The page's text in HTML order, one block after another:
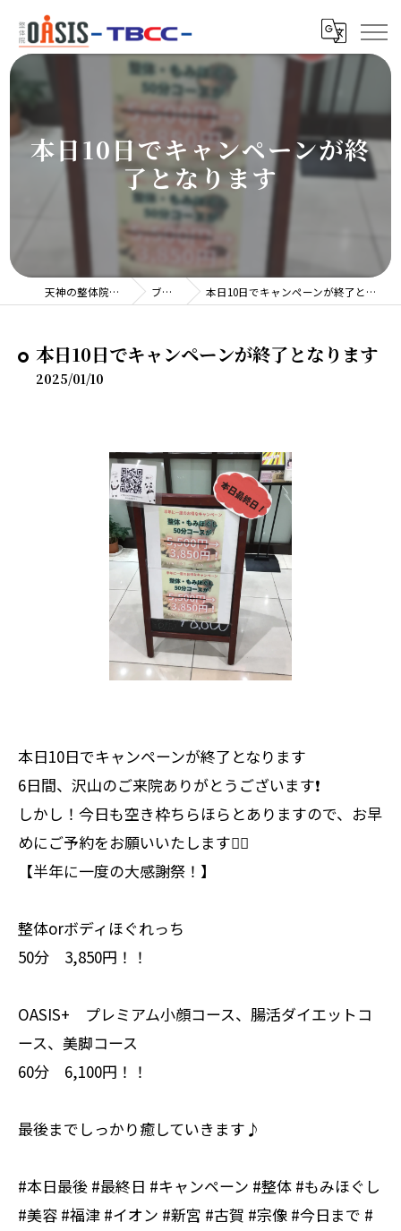
本日10日でキャンペーンが終
了となります
天神の整体院TBCC ブログ 本日10日でキャンペーンが終了となります
本日10日でキャンペーンが終了となります
2025/01/10
本日10日でキャンペーンが終了となります
6日間、沢山のご来院ありがとうございます❗️
しかし！今日も空き枠ちらほらとありますので、お早
めにご予約をお願いいたします🙇‍♀️
【半年に一度の大感謝祭！】
整体orボディほぐれっち
50分 3,850円！！
OASIS+ プレミアム小顔コース、腸活ダイエットコ
ース、美脚コース
60分 6,100円！！
最後までしっかり癒していきます♪
#本日最後 #最終日 #キャンペーン #整体 #もみほぐし
#美容 #福津 #イオン #新宮 #古賀 #宗像 #今日まで #